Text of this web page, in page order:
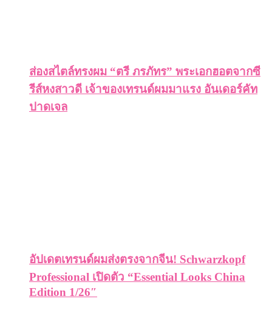
ส่องสไตล์ทรงผม “ตรี ภรภัทร” พระเอกฮอตจากซี
รีส์หงสาวดี เจ้าของเทรนด์ผมมาแรง อันเดอร์คัท
ปาดเจล
อัปเดตเทรนด์ผมส่งตรงจากจีน! Schwarzkopf
Professional เปิดตัว “Essential Looks China
Edition 1/26″